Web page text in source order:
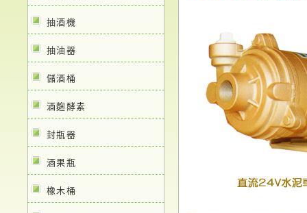
抽酒機
抽油器
儲酒桶
酒麴酵素
封瓶器
酒果瓶
橡木桶